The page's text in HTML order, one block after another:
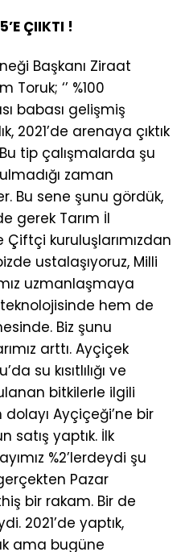
ÇIIKTI !
Başkanı Ziraat
‘’ %100
babası gelişmiş
2021’de arenaya çıktık
Bu tip çalışmalarda şu
zaman
Bu sene şunu gördük,
gerek Tarım İl
Çiftçi kuruluşlarımızdan
ustalaşıyoruz, Milli
uzmanlaşmaya
hem de
Biz şunu
arttı. Ayçiçek
su kısıtlılığı ve
bitkilerle ilgili
dolayı Ayçiçeği’ne bir
satış yaptık. İlk
%2’lerdeydi şu
gerçekten Pazar
bir rakam. Bir de
2021’de yaptık,
ama bugüne